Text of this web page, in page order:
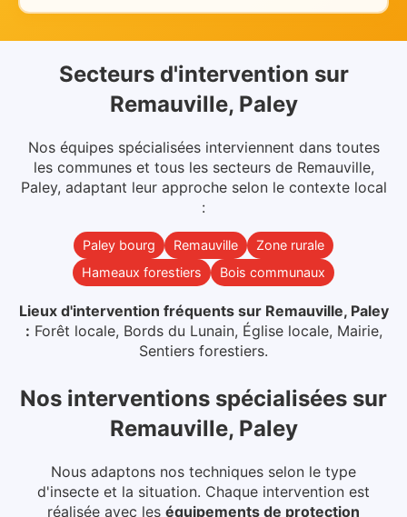
Secteurs d'intervention sur
Remauville, Paley
Nos équipes spécialisées interviennent dans toutes
les communes et tous les secteurs de Remauville,
Paley, adaptant leur approche selon le contexte local
:
Paley bourg Remauville
Zone rurale
Hameaux forestiers
Bois communaux
Lieux d'intervention fréquents sur Remauville, Paley
: Forêt locale, Bords du Lunain, Église locale, Mairie,
Sentiers forestiers.
Nos interventions spécialisées sur
Remauville, Paley
Nous adaptons nos techniques selon le type
d'insecte et la situation. Chaque intervention est
réalisée avec les équipements de protection